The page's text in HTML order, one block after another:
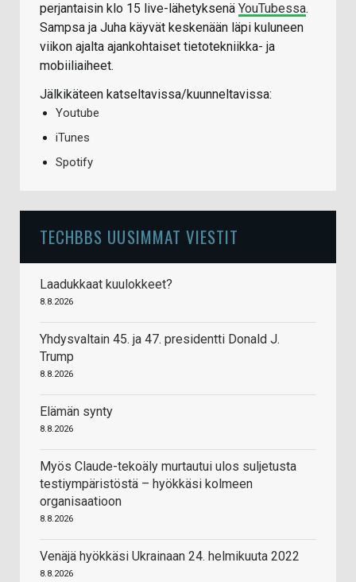
perjantaisin klo 15 live-lähetyksenä YouTubessa.
Sampsa ja Juha käyvät keskenään läpi kuluneen
viikon ajalta ajankohtaiset tietotekniikka- ja
mobiiliaiheet.
Jälkikäteen katseltavissa/kuunneltavissa:
Youtube
iTunes
Spotify
TECHBBS UUSIMMAT VIESTIT
Laadukkaat kuulokkeet?
8.8.2026
Yhdysvaltain 45. ja 47. presidentti Donald J.
Trump
8.8.2026
Elämän synty
8.8.2026
Myös Claude-tekoäly murtautui ulos suljetusta
testiympäristöstä – hyökkäsi kolmeen
organisaatioon
8.8.2026
Venäjä hyökkäsi Ukrainaan 24. helmikuuta 2022
8.8.2026